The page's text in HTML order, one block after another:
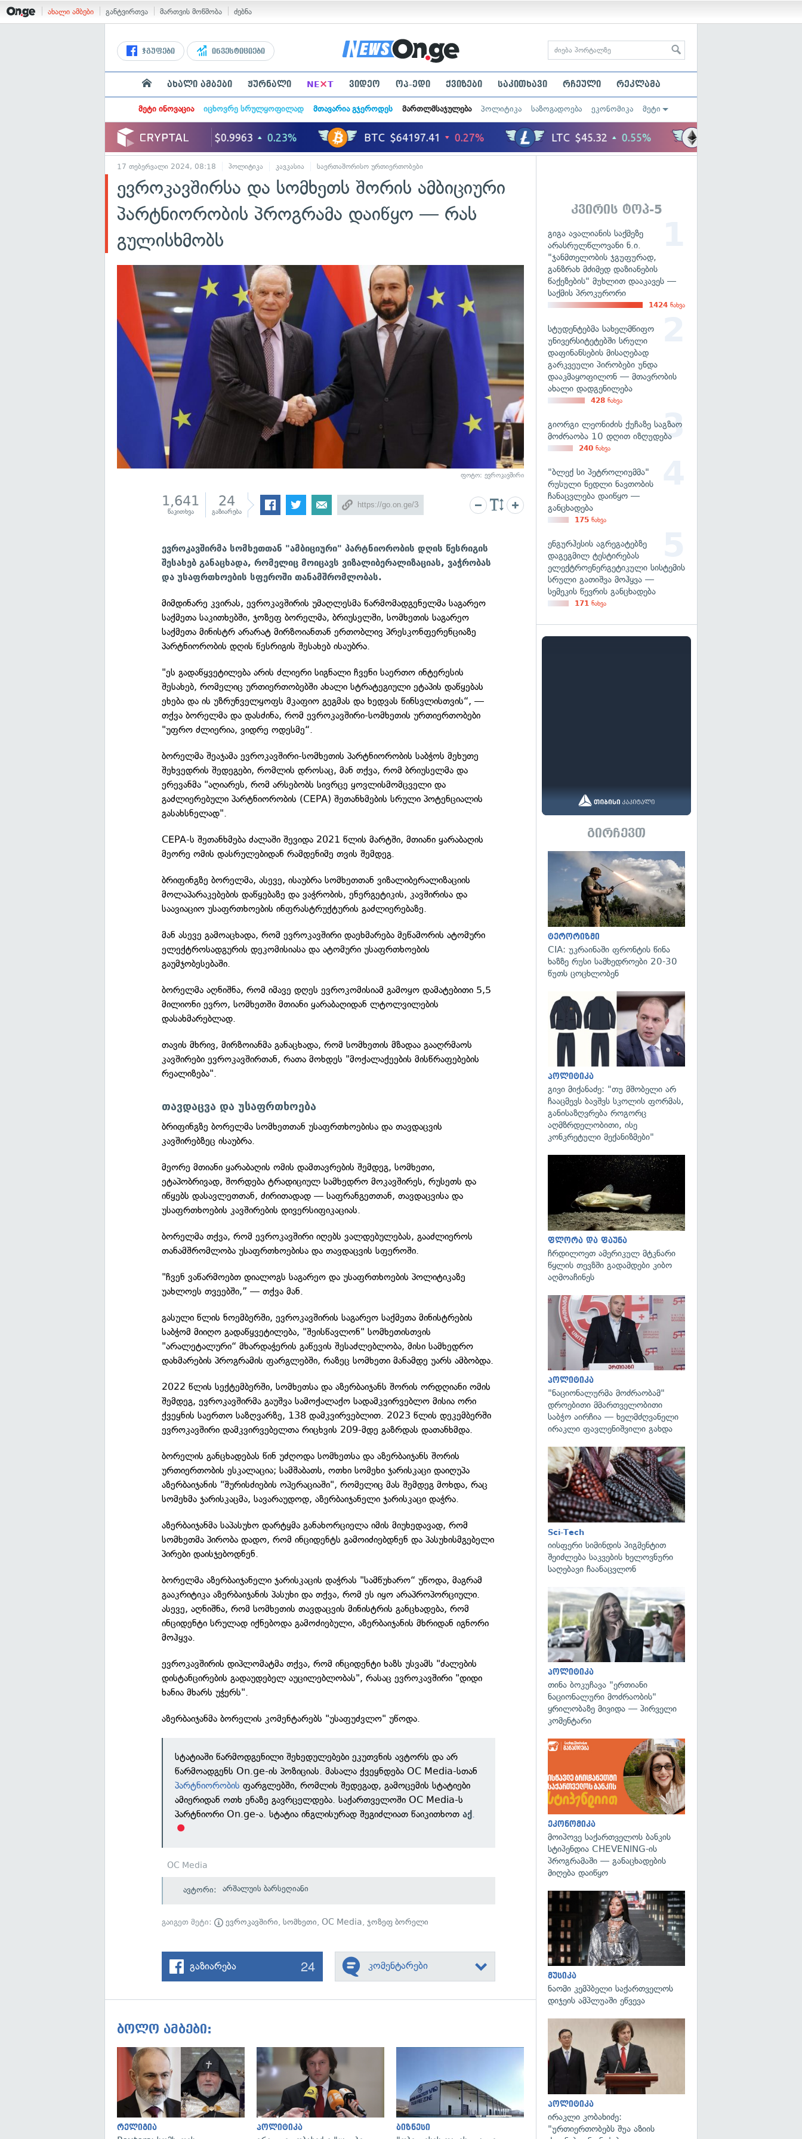
ახალი ამბები განტვირთვა მართვის მოწმობა ძებნა
ჯგუფები ინვესტიციები
ახალი ამბები ჟურნალი NE×T ვიდეო ოპ-ედი ქვიზები საკითხავი რჩეული რეკლამა
მეტი ინოვაცია იცხოვრე სრულყოფილად მთავარია გჯეროდეს მართლმსაჯულება პოლიტიკა საზოგადოება ეკონომიკა მეტი
17 თებერვალი 2024, 08:18 პოლიტიკა კავკასია საერთაშორისო ურთიერთობები
ევროკავშირსა და სომხეთს შორის ამბიციური
პარტნიორობის პროგრამა დაიწყო — რას
გულისხმობს
ფოტო: ევროკავშირი
1,641
წაკითხვა
24
გაზიარება
ევროკავშირმა სომხეთთან "ამბიციური" პარტნიორობის დღის წესრიგის
შესახებ განაცხადა, რომელიც მოიცავს ვიზალიბერალიზაციას, ვაჭრობას
და უსაფრთხოების სფეროში თანამშრომლობას.
მიმდინარე კვირას, ევროკავშირის უმაღლესმა წარმომადგენელმა საგარეო
საქმეთა საკითხებში, ჯოზეფ ბორელმა, ბრიუსელში, სომხეთის საგარეო
საქმეთა მინისტრ არარატ მირზოიანთან ერთობლივ პრესკონფერენციაზე
პარტნიორობის დღის წესრიგის შესახებ ისაუბრა.
"ეს გადაწყვეტილება არის ძლიერი სიგნალი ჩვენი საერთო ინტერესის
შესახებ, რომელიც ურთიერთობებში ახალი სტრატეგიული ეტაპის დაწყებას
ეხება და ის უზრუნველყოფს მკაფიო გეგმას და ხედვას წინსვლისთვის“, —
თქვა ბორელმა და დასძინა, რომ ევროკავშირი-სომხეთის ურთიერთობები
"უფრო ძლიერია, ვიდრე ოდესმე“.
ბორელმა შეაჯამა ევროკავშირი-სომხეთის პარტნიორობის საბჭოს მეხუთე
შეხვედრის შედეგები, რომლის დროსაც, მან თქვა, რომ ბრიუსელმა და
ერევანმა "აღიარეს, რომ არსებობს სივრცე ყოვლისმომცველი და
გაძლიერებული პარტნიორობის (CEPA) შეთანხმების სრული პოტენციალის
გასახსნელად".
CEPA-ს შეთანხმება ძალაში შევიდა 2021 წლის მარტში, მთიანი ყარაბაღის
მეორე ომის დასრულებიდან რამდენიმე თვის შემდეგ.
ბრიფინგზე ბორელმა, ასევე, ისაუბრა სომხეთთან ვიზალიბერალიზაციის
მოლაპარაკებების დაწყებაზე და ვაჭრობის, ენერგეტიკის, კავშირისა და
საავიაციო უსაფრთხოების ინფრასტრუქტურის გაძლიერებაზე.
მან ასევე გამოაცხადა, რომ ევროკავშირი დაეხმარება მეწამორის ატომური
ელექტროსადგურის დეკომისიასა და ატომური უსაფრთხოების
გაუმჯობესებაში.
ბორელმა აღნიშნა, რომ იმავე დღეს ევროკომისიამ გამოყო დამატებითი 5,5
მილიონი ევრო, სომხეთში მთიანი ყარაბაღიდან ლტოლვილების
დასახმარებლად.
თავის მხრივ, მირზოიანმა განაცხადა, რომ სომხეთის მზადაა გააღრმაოს
კავშირები ევროკავშირთან, რათა მოხდეს "მოქალაქეების მისწრაფებების
რეალიზება".
თავდაცვა და უსაფრთხოება
ბრიფინგზე ბორელმა სომხეთთან უსაფრთხოებისა და თავდაცვის
კავშირებზეც ისაუბრა.
მეორე მთიანი ყარაბაღის ომის დამთავრების შემდეგ, სომხეთი,
ეტაპობრივად, შორდება ტრადიციულ სამხედრო მოკავშირეს, რუსეთს და
იწყებს დასავლეთთან, ძირითადად — საფრანგეთთან, თავდაცვისა და
უსაფრთხოების კავშირების დივერსიფიკაციას.
ბორელმა თქვა, რომ ევროკავშირი იღებს ვალდებულებას, გააძლიეროს
თანამშრომლობა უსაფრთხოებისა და თავდაცვის სფეროში.
"ჩვენ ვაწარმოებთ დიალოგს საგარეო და უსაფრთხოების პოლიტიკაზე
უახლოეს თვეებში,” — თქვა მან.
გასული წლის ნოემბერში, ევროკავშირის საგარეო საქმეთა მინისტრების
საბჭომ მიიღო გადაწყვეტილება, "შეისწავლონ" სომხეთისთვის
"არალეტალური“ მხარდაჭერის გაწევის შესაძლებლობა, მისი სამხედრო
დახმარების პროგრამის ფარგლებში, რაზეც სომხეთი მანამდე უარს ამბობდა.
2022 წლის სექტემბერში, სომხეთსა და აზერბაიჯანს შორის ორდღიანი ომის
შემდეგ, ევროკავშირმა გაუშვა სამოქალაქო სადამკვირვებლო მისია ორი
ქვეყნის საერთო საზღვარზე, 138 დამკვირვებლით. 2023 წლის დეკემბერში
ევროკავშირი დამკვირვებელთა რიცხვის 209-მდე გაზრდას დათანხმდა.
ბორელის განცხადებას წინ უძღოდა სომხეთსა და აზერბაიჯანს შორის
ურთიერთობის ესკალაცია; სამშაბათს, ოთხი სომეხი ჯარისკაცი დაიღუპა
აზერბაიჯანის "შურისძიების ოპერაციაში", რომელიც მას შემდეგ მოხდა, რაც
სომეხმა ჯარისკაცმა, სავარაუდოდ, აზერბაიჯანელი ჯარისკაცი დაჭრა.
აზერბაიჯანმა საპასუხო დარტყმა განახორციელა იმის მიუხედავად, რომ
სომხეთმა პირობა დადო, რომ ინციდენტს გამოიძიებდნენ და პასუხისმგებელი
პირები დაისჯებოდნენ.
ბორელმა აზერბაიჯანელი ჯარისკაცის დაჭრას "სამწუხარო“ უწოდა, მაგრამ
გააკრიტიკა აზერბაიჯანის პასუხი და თქვა, რომ ეს იყო არაპროპორციული.
ასევე, აღნიშნა, რომ სომხეთის თავდაცვის მინისტრის განცხადება, რომ
ინციდენტი სრულად იქნებოდა გამოძიებული, აზერბაიჯანის მხრიდან იგნორი
მოჰყვა.
ევროკავშირის დიპლომატმა თქვა, რომ ინციდენტი ხაზს უსვამს "ძალების
დისტანცირების გადაუდებელ აუცილებლობას", რასაც ევროკავშირი "დიდი
ხანია მხარს უჭერს".
აზერბაიჯანმა ბორელის კომენტარებს "უსაფუძვლო" უწოდა.
სტატიაში წარმოდგენილი შეხედულებები ეკუთვნის ავტორს და არ
წარმოადგენს On.ge-ის პოზიციას. მასალა ქვეყნდება OC Media-სთან
პარტნიორობის ფარგლებში, რომლის შედეგად, გამოცემის სტატიები
ამიერიდან ოთხ ენაზე გავრცელდება. საქართველოში OC Media-ს
პარტნიორი On.ge-ა. სტატია ინგლისურად შეგიძლიათ წაიკითხოთაქ.
OC Media
ავტორი: არშალუის ბარსეღიანი
გაიგეთ მეტი: ევროკავშირი,სომხეთი,OC Media,ჯოზეფ ბორელი
გაზიარება 24 კომენტარები
ბოლო ამბები:
რელიგია პოლიტიკა
გადახედვა
ბიზნესი
კვირის ტოპ-5
გიგა ავალიანის საქმეზე
არასრულწლოვანი ნ.ი.
"ჯანმთელობის ჯგუფურად,
განზრახ მძიმედ დაზიანების
წაქეზების" მუხლით დააკავეს —
საქმის პროკურორი
1424 ნახვა
სტუდენტებმა სახელმწიფო
უნივერსიტეტებში სრული
დაფინანსების მისაღებად
გარკვეული პირობები უნდა
დააკმაყოფილონ — მთავრობის
ახალი დადგენილება
428 ნახვა
გიორგი ლეონიძის ქუჩაზე საგზაო
მოძრაობა 10 დღით იზღუდება
240 ნახვა
"ბლექ სი პეტროლიუმმა"
რუსული ნედლი ნავთობის
ჩანაცვლება დაიწყო —
განცხადება
175 ნახვა
ენგურჰესის აგრეგატებზე
დაგეგმილ ტესტირებას
ელექტროენერგეტიკული სისტემის
სრული გათიშვა მოჰყვა —
სემეკის წევრის განცხადება
171 ნახვა
გირჩევთ
ტერორიზმი
CIA: უკრაინაში ფრონტის წინა
ხაზზე რუსი სამხედროები 20-30
წუთს ცოცხლობენ
პოლიტიკა
გივი მიქანაძე: "თუ მშობელი არ
ჩააცმევს ბავშვს სკოლის ფორმას,
განისაზღვრება როგორც
აღმზრდელობითი, ისე
კონკრეტული მექანიზმები"
ფლორა და ფაუნა
ჩრდილოეთ ამერიკულ მტკნარი
წყლის თევზში გადამდები კიბო
აღმოაჩინეს
პოლიტიკა
"ნაციონალურმა მოძრაობამ"
დროებითი მმართველობითი
საბჭო აირჩია — ხელმძღვანელი
ირაკლი ფავლენიშვილი გახდა
Sci-Tech
იისფერი სიმინდის პიგმენტით
შეიძლება საკვების ხელოვნური
საღებავი ჩაანაცვლონ
პოლიტიკა
თინა ბოკუჩავა "ერთიანი
ნაციონალური მოძრაობის"
ყრილობაზე მივიდა — პირველი
კომენტარი
ეკონომიკა
მოიპოვე საქართველოს ბანკის
სტიპენდია CHEVENING-ის
პროგრამაში — განაცხადების
მიღება დაიწყო
მუსიკა
ნაომი კემპბელი საქართველოს
დიჯეის ამპლუაში ეწვევა
პოლიტიკა
ირაკლი კობახიძე:
"ურთიერთობებს შუა აზიის